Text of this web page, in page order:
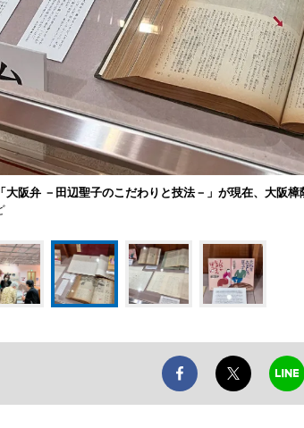
大阪弁 －田辺聖子のこだわりと技法－」が現在、大阪樟